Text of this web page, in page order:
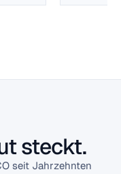
steckt.
seit Jahrzehnten